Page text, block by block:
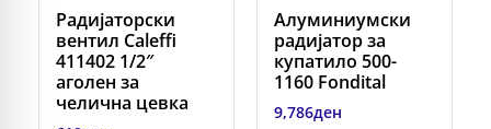
Радијаторски
вентил Caleffi
411402 1/2″
аголен за
челична цевка
Алуминиумски
радијатор за
купатило 500-
1160 Fondital
9,786ден